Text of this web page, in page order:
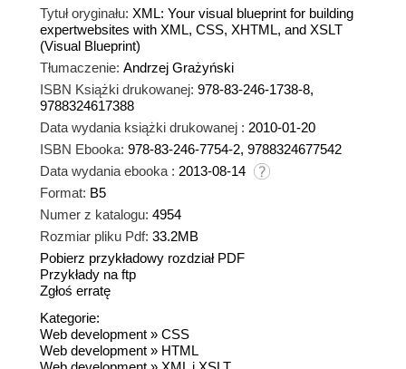
Tytuł oryginału: XML: Your visual blueprint for building
expertwebsites with XML, CSS, XHTML, and XSLT
(Visual Blueprint)
Tłumaczenie: Andrzej Grażyński
ISBN Książki drukowanej: 978-83-246-1738-8,
9788324617388
Data wydania książki drukowanej : 2010-01-20
ISBN Ebooka: 978-83-246-7754-2, 9788324677542
Data wydania ebooka : 2013-08-14
Format: B5
Numer z katalogu: 4954
Rozmiar pliku Pdf: 33.2MB
Pobierz przykładowy rozdział PDF
Przykłady na ftp
Zgłoś erratę
Kategorie:
Web development » CSS
Web development » HTML